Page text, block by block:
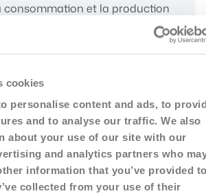
cookies
personalise content and ads, to
and to analyse our traffic. We also
about your use of our site with our
and analytics partners who
information that you’ve provided
collected from your use of their
consommation et la production
des taux d'autoconsommation